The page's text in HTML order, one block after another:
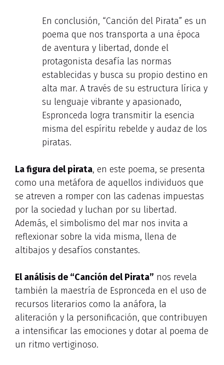
En conclusión, “Canción del Pirata” es un
poema que nos transporta a una época
de aventura y libertad, donde el
protagonista desafía las normas
establecidas y busca su propio destino en
alta mar. A través de su estructura lírica y
su lenguaje vibrante y apasionado,
Espronceda logra transmitir la esencia
misma del espíritu rebelde y audaz de los
piratas.
La figura del pirata, en este poema, se presenta
como una metáfora de aquellos individuos que
se atreven a romper con las cadenas impuestas
por la sociedad y luchan por su libertad.
Además, el simbolismo del mar nos invita a
reflexionar sobre la vida misma, llena de
altibajos y desafíos constantes.
El análisis de “Canción del Pirata” nos revela
también la maestría de Espronceda en el uso de
recursos literarios como la anáfora, la
aliteración y la personificación, que contribuyen
a intensificar las emociones y dotar al poema de
un ritmo vertiginoso.